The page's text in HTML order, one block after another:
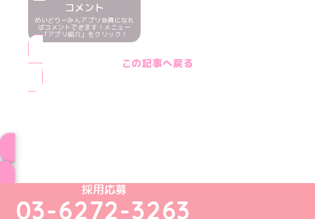
コメント
めいどりーみんアプリ会員になれ
ばコメントできます！メニュー
「アプリ紹介」をクリック！
この記事へ戻る
めいどりーみんTikTok公式アカウント
めいどりーみんX公式アカウント
めいどりーみんInstagram公式アカウント
めいどりーみんFacebook公式アカウン
めいどりーみんYouTube公式アカ
採用応募
03-6272-3263